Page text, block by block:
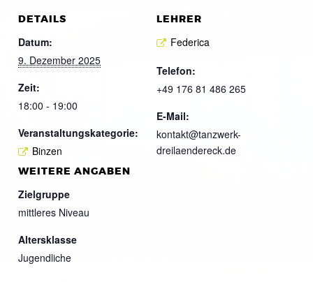
DETAILS
Datum:
9. Dezember 2025
Zeit:
18:00 - 19:00
Veranstaltungskategorie:
Binzen
LEHRER
Federica
Telefon:
+49 176 81 486 265
E-Mail:
kontakt@tanzwerk-
dreilaendereck.de
WEITERE ANGABEN
Zielgruppe
mittleres Niveau
Altersklasse
Jugendliche